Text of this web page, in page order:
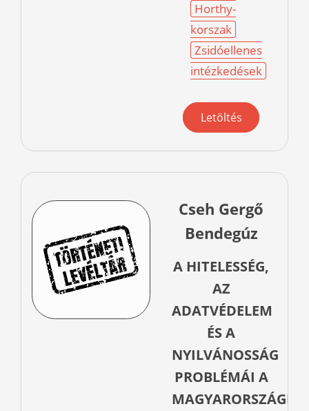
Horthy-
korszak
Zsidóellenes
intézkedések
Letöltés
Cseh Gergő
Bendegúz
A HITELESSÉG,
AZ
ADATVÉDELEM
ÉS A
NYILVÁNOSSÁG
PROBLÉMÁI A
MAGYARORSZÁGI